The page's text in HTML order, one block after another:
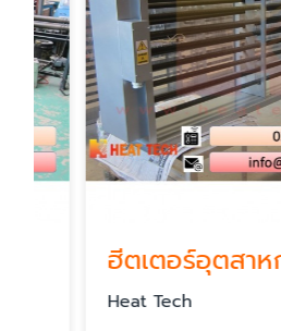
ฮีตเตอร์อุตสาหกรรม
Heat Tech